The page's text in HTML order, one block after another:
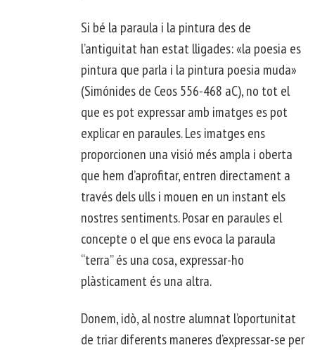
Si bé la paraula i la pintura des de
l’antiguitat han estat lligades: «la poesia es
pintura que parla i la pintura poesia muda»
(Simónides de Ceos 556-468 aC), no tot el
que es pot expressar amb imatges es pot
explicar en paraules. Les imatges ens
proporcionen una visió més ampla i oberta
que hem d’aprofitar, entren directament a
través dels ulls i mouen en un instant els
nostres sentiments. Posar en paraules el
concepte o el que ens evoca la paraula
“terra” és una cosa, expressar-ho
plàsticament és una altra.
Donem, idò, al nostre alumnat l’oportunitat
de triar diferents maneres d’expressar-se per